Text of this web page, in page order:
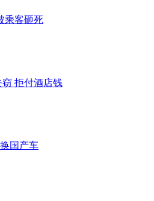
乘客砸死
拒付酒店钱
国产车